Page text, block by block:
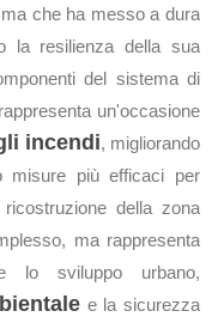
che ha messo a dura
la resilienza della sua
del sistema di
un'occasione
incendi, migliorando
misure più efficaci per
della zona
ma rappresenta
lo sviluppo urbano,
e la sicurezza